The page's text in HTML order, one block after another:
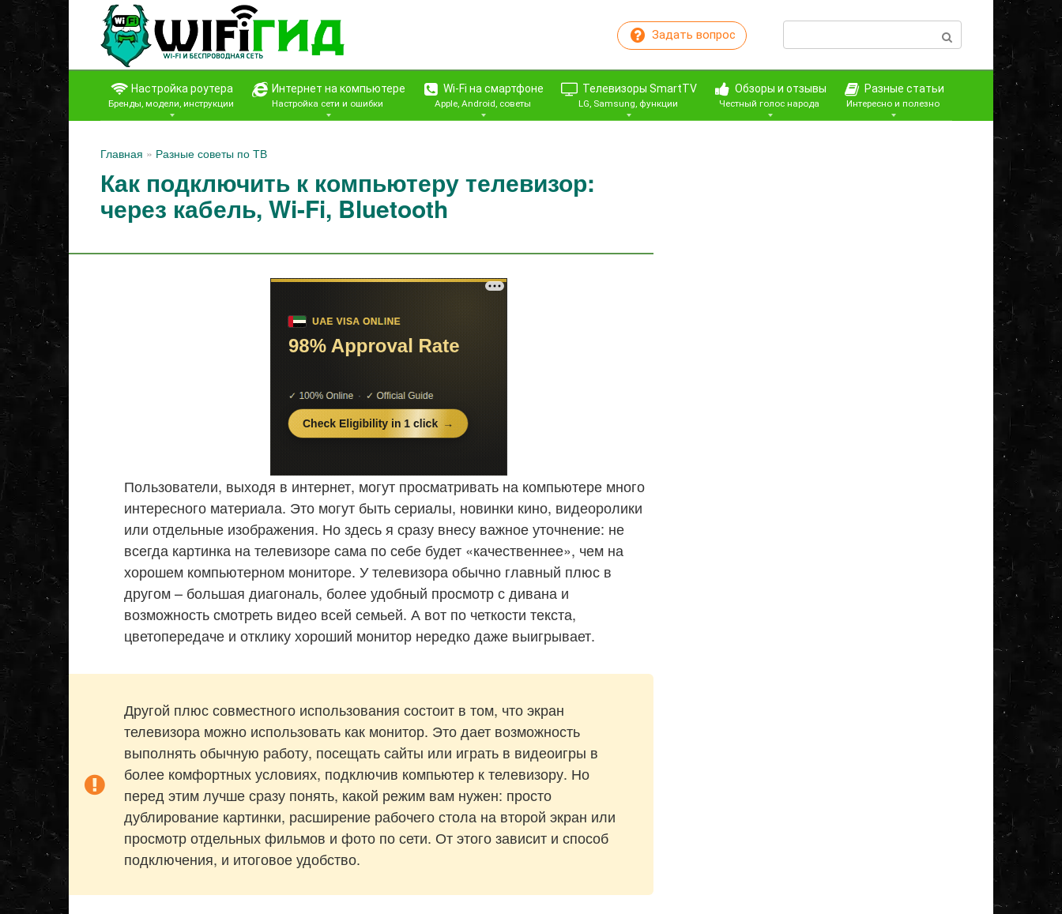
Перейти
контенту
Задать вопрос Поиск:
Настройка роутера
Бренды, модели, инструкции
Интернет на компьютере
Настройка сети и ошибки
Wi-Fi на смартфоне
Apple, Android, советы
Телевизоры SmartTV
LG, Samsung, функции
Обзоры и отзывы
Честный голос народа
Разные статьи
Интересно и полезно
Главная » Разные советы по ТВ
Как подключить к компьютеру телевизор:
через кабель, Wi-Fi, Bluetooth
Пользователи, выходя в интернет, могут просматривать на компьютере много
интересного материала. Это могут быть сериалы, новинки кино, видеоролики
или отдельные изображения. Но здесь я сразу внесу важное уточнение: не
всегда картинка на телевизоре сама по себе будет «качественнее», чем на
хорошем компьютерном мониторе. У телевизора обычно главный плюс в
другом – большая диагональ, более удобный просмотр с дивана и
возможность смотреть видео всей семьей. А вот по четкости текста,
цветопередаче и отклику хороший монитор нередко даже выигрывает.
Другой плюс совместного использования состоит в том, что экран
телевизора можно использовать как монитор. Это дает возможность
выполнять обычную работу, посещать сайты или играть в видеоигры в
более комфортных условиях, подключив компьютер к телевизору. Но
перед этим лучше сразу понять, какой режим вам нужен: просто
дублирование картинки, расширение рабочего стола на второй экран или
просмотр отдельных фильмов и фото по сети. От этого зависит и способ
подключения, и итоговое удобство.